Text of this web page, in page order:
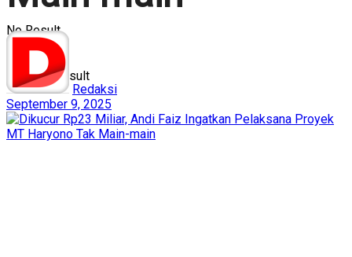
No Result
View All Result
Redaksi
September 9, 2025